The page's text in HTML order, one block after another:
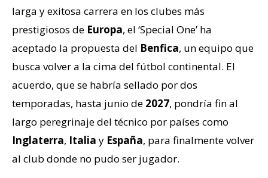
larga y exitosa carrera en los clubes más
prestigiosos de Europa, el ‘Special One’ ha
aceptado la propuesta del Benfica, un equipo que
busca volver a la cima del fútbol continental. El
acuerdo, que se habría sellado por dos
temporadas, hasta junio de 2027, pondría fin al
largo peregrinaje del técnico por países como
Inglaterra, Italia y España, para finalmente volver
al club donde no pudo ser jugador.